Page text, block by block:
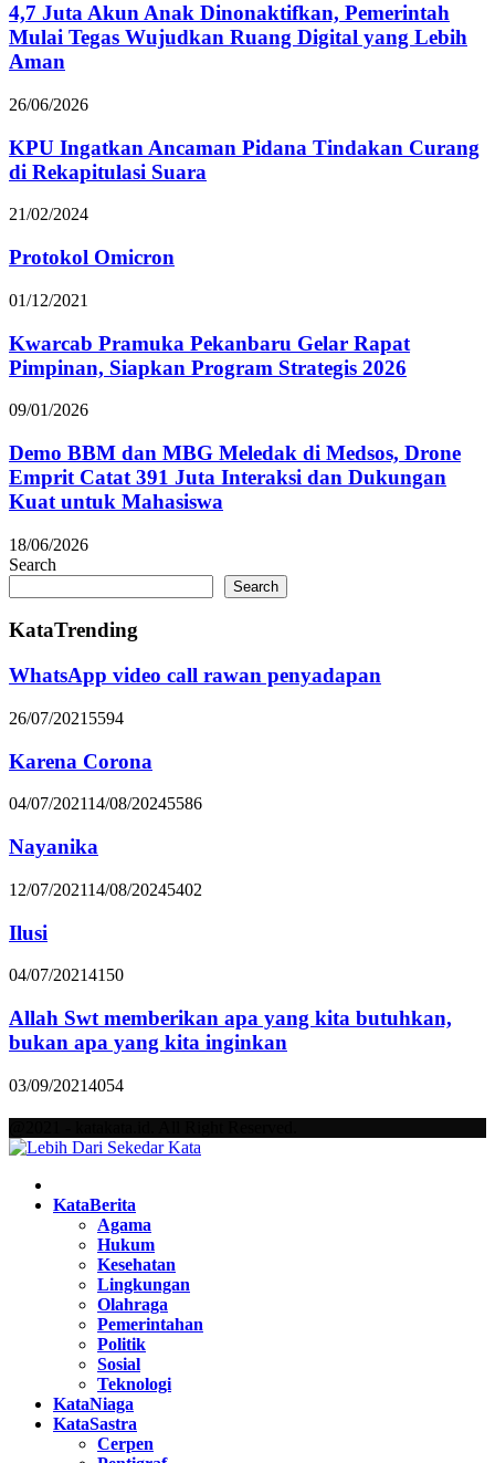
4,7 Juta Akun Anak Dinonaktifkan, Pemerintah
Mulai Tegas Wujudkan Ruang Digital yang Lebih
Aman
26/06/2026
KPU Ingatkan Ancaman Pidana Tindakan Curang
di Rekapitulasi Suara
21/02/2024
Protokol Omicron
01/12/2021
Kwarcab Pramuka Pekanbaru Gelar Rapat
Pimpinan, Siapkan Program Strategis 2026
09/01/2026
Demo BBM dan MBG Meledak di Medsos, Drone
Emprit Catat 391 Juta Interaksi dan Dukungan
Kuat untuk Mahasiswa
18/06/2026
Search
Search
KataTrending
WhatsApp video call rawan penyadapan
26/07/2021 5594
Karena Corona
04/07/202114/08/20245586
Nayanika
12/07/202114/08/20245402
Ilusi
04/07/20214150
Allah Swt memberikan apa yang kita butuhkan,
bukan apa yang kita inginkan
03/09/20214054
KataBerita
Agama
Hukum
Kesehatan
Lingkungan
Olahraga
Pemerintahan
Politik
Sosial
Teknologi
KataNiaga
KataSastra
Cerpen